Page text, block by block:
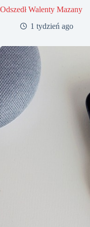
Odszedł Walenty Mazany
1 tydzień ago